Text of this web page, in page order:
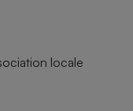
locale